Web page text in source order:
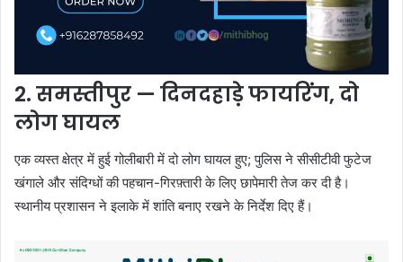
2. समस्तीपुर — दिनदहाड़े फायरिंग, दो
लोग घायल
एक व्यस्त क्षेत्र में हुई गोलीबारी में दो लोग घायल हुए; पुलिस ने सीसीटीवी फुटेज
खंगाले और संदिग्धों की पहचान-गिरफ़्तारी के लिए छापेमारी तेज कर दी है।
स्थानीय प्रशासन ने इलाके में शांति बनाए रखने के निर्देश दिए हैं।